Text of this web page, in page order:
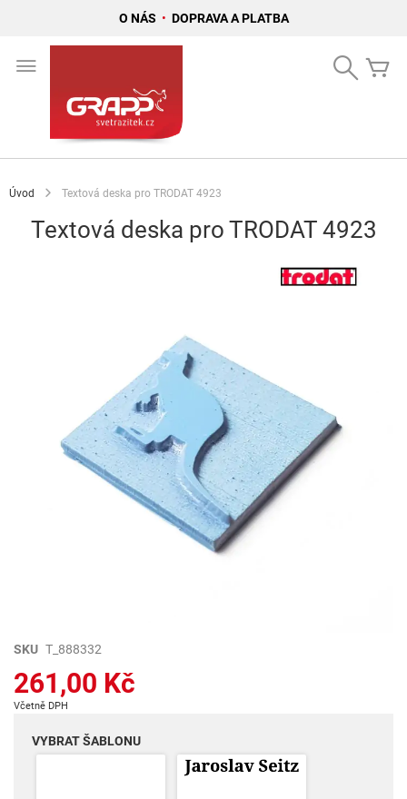
O NÁS • DOPRAVA A PLATBA
Search
Úvod Textová deska pro TRODAT 4923
Textová deska pro TRODAT 4923
Přeskočit
začátek
galerie
obrázky
SKU T_888332
261,00 Kč
Včetně DPH
VYBRAT ŠABLONU